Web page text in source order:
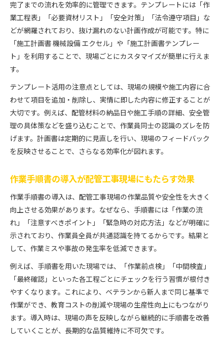
完了までの流れを効率的に管理できます。テンプレートには「作
業工程表」「必要資材リスト」「安全対策」「法令遵守項目」な
どが網羅されており、抜け漏れのない計画作成が可能です。特に
「施工計画書 機械設備 エクセル」や「施工計画書テンプレー
ト」を利用することで、現場ごとにカスタマイズが簡単に行えま
す。
テンプレート活用の注意点としては、現場の規模や施工内容に合
わせて項目を追加・削除し、実情に即した内容に修正することが
大切です。例えば、配管材料の納品日や施工手順の詳細、安全管
理の具体策などを盛り込むことで、作業員同士の認識のズレを防
げます。計画書は定期的に見直しを行い、現場のフィードバック
を反映させることで、さらなる効率化が図れます。
作業手順書の導入が配管工事現場にもたらす効果
作業手順書の導入は、配管工事現場の作業品質や安全性を大きく
向上させる効果があります。なぜなら、手順書には「作業の流
れ」「注意すべきポイント」「緊急時の対応方法」などが明確に
示されており、作業員全員が共通認識を持てるからです。結果と
して、作業ミスや事故の発生率を低減できます。
例えば、手順書を用いた現場では、「作業前点検」「中間検査」
「最終確認」といった各工程ごとにチェックを行う習慣が根付き
やすくなります。これにより、ベテランから新人まで同じ基準で
作業ができ、教育コストの削減や現場の生産性向上にもつながり
ます。導入時は、現場の声を反映しながら継続的に手順書を改善
していくことが、長期的な品質維持に不可欠です。